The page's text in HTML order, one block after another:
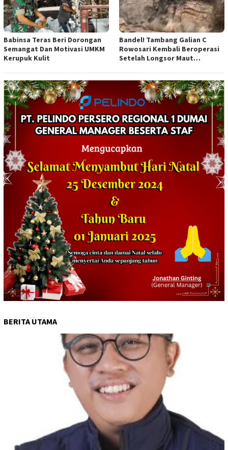
Babinsa Teras Beri Dorongan
Semangat Dan Motivasi UMKM
Kerupuk Kulit
Bandel! Tambang Galian C
Rowosari Kembali Beroperasi
Setelah Longsor Maut
BERITA UTAMA